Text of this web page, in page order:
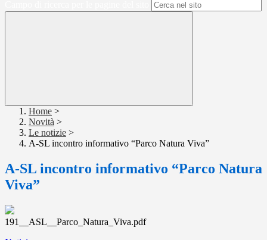
Home >
Novità >
Le notizie >
A-SL incontro informativo “Parco Natura Viva”
A-SL incontro informativo “Parco Natura
Viva”
191__ASL__Parco_Natura_Viva.pdf